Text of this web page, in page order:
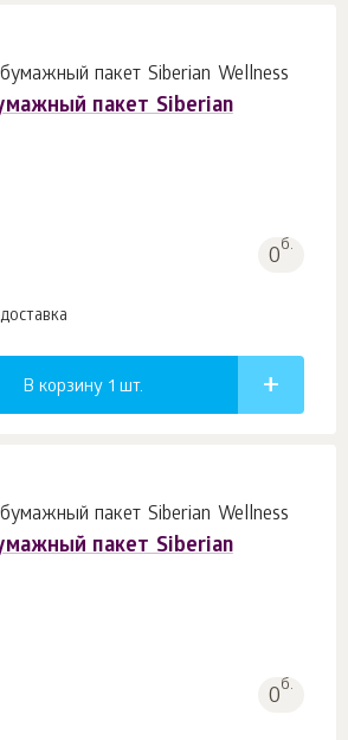
пакет Siberian
0б.
В корзину 1 шт.
пакет Siberian
0б.